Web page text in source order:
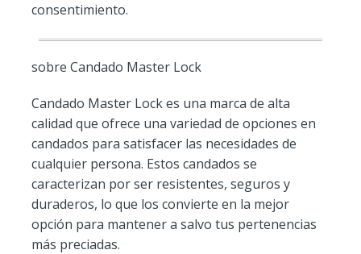
consentimiento.
sobre Candado Master Lock
Candado Master Lock es una marca de alta
calidad que ofrece una variedad de opciones en
candados para satisfacer las necesidades de
cualquier persona. Estos candados se
caracterizan por ser resistentes, seguros y
duraderos, lo que los convierte en la mejor
opción para mantener a salvo tus pertenencias
más preciadas.